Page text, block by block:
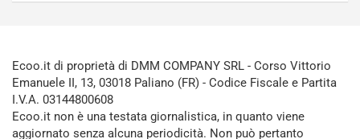
Ecoo.it di proprietà di DMM COMPANY SRL - Corso Vittorio
Emanuele II, 13, 03018 Paliano (FR) - Codice Fiscale e Partita
I.V.A. 03144800608
Ecoo.it non è una testata giornalistica, in quanto viene
aggiornato senza alcuna periodicità. Non può pertanto